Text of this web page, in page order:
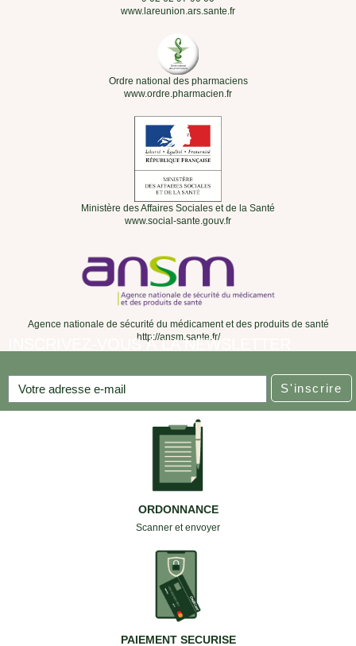
www.lareunion.ars.sante.fr
Ordre national des pharmaciens
www.ordre.pharmacien.fr
Ministère des Affaires Sociales et de la Santé
www.social-sante.gouv.fr
Agence nationale de sécurité du médicament et des produits de santé
http://ansm.sante.fr/
INSCRIVEZ-VOUS À LA NEWSLETTER
S'inscrire
ORDONNANCE
Scanner et envoyer
PAIEMENT SECURISE